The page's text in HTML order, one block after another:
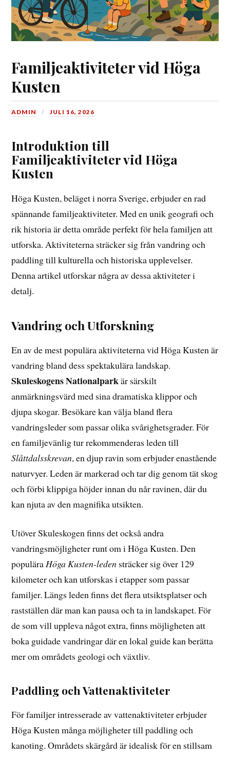
Familjeaktiviteter vid Höga
Kusten
ADMIN JULI 16, 2026
Introduktion till
Familjeaktiviteter vid Höga
Kusten
Höga Kusten, beläget i norra Sverige, erbjuder en rad
spännande familjeaktiviteter. Med en unik geografi och
rik historia är detta område perfekt för hela familjen att
utforska. Aktiviteterna sträcker sig från vandring och
paddling till kulturella och historiska upplevelser.
Denna artikel utforskar några av dessa aktiviteter i
detalj.
Vandring och Utforskning
En av de mest populära aktiviteterna vid Höga Kusten är
vandring bland dess spektakulära landskap.
Skuleskogens Nationalparkär särskilt
anmärkningsvärd med sina dramatiska klippor och
djupa skogar. Besökare kan välja bland flera
vandringsleder som passar olika svårighetsgrader. För
en familjevänlig tur rekommenderas leden till
Slåttdalsskrevan, en djup ravin som erbjuder enastående
naturvyer. Leden är markerad och tar dig genom tät skog
och förbi klippiga höjder innan du når ravinen, där du
kan njuta av den magnifika utsikten.
Utöver Skuleskogen finns det också andra
vandringsmöjligheter runt om i Höga Kusten. Den
populäraHöga Kusten-leden sträcker sig över 129
kilometer och kan utforskas i etapper som passar
familjer. Längs leden finns det flera utsiktsplatser och
rastställen där man kan pausa och ta in landskapet. För
de som vill uppleva något extra, finns möjligheten att
boka guidade vandringar där en lokal guide kan berätta
mer om områdets geologi och växtliv.
Paddling och Vattenaktiviteter
För familjer intresserade av vattenaktiviteter erbjuder
Höga Kusten många möjligheter till paddling och
kanoting. Områdets skärgård är idealisk för en stillsam